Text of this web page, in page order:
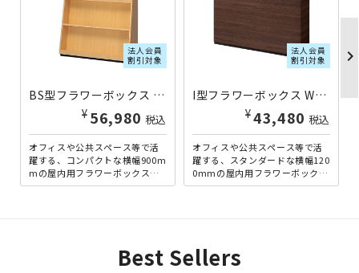
法人会員
割引対象
BS型フラワーボックス W900×D350×H900 オーク木目 SF-F900BS-M | 807191
¥ 56,980 税込
オフィスや公共スペース等で活
躍する、コンパクトな横幅900m
mの屋内用フラワーボックスで
す。雑誌架兼用タイプなので、
法人会員
割引対象
I型フラワーボックス W1200×D300×H800 ウォールナット SF-FN1200I-B | 825093
¥43,480 税込
オフィスや公共スペース等で活
躍する、スタンダードな横幅120
0mmの屋内用フラワーボックス
です。ナチュラルな雰囲気を演
chevron_right
Best Sellers